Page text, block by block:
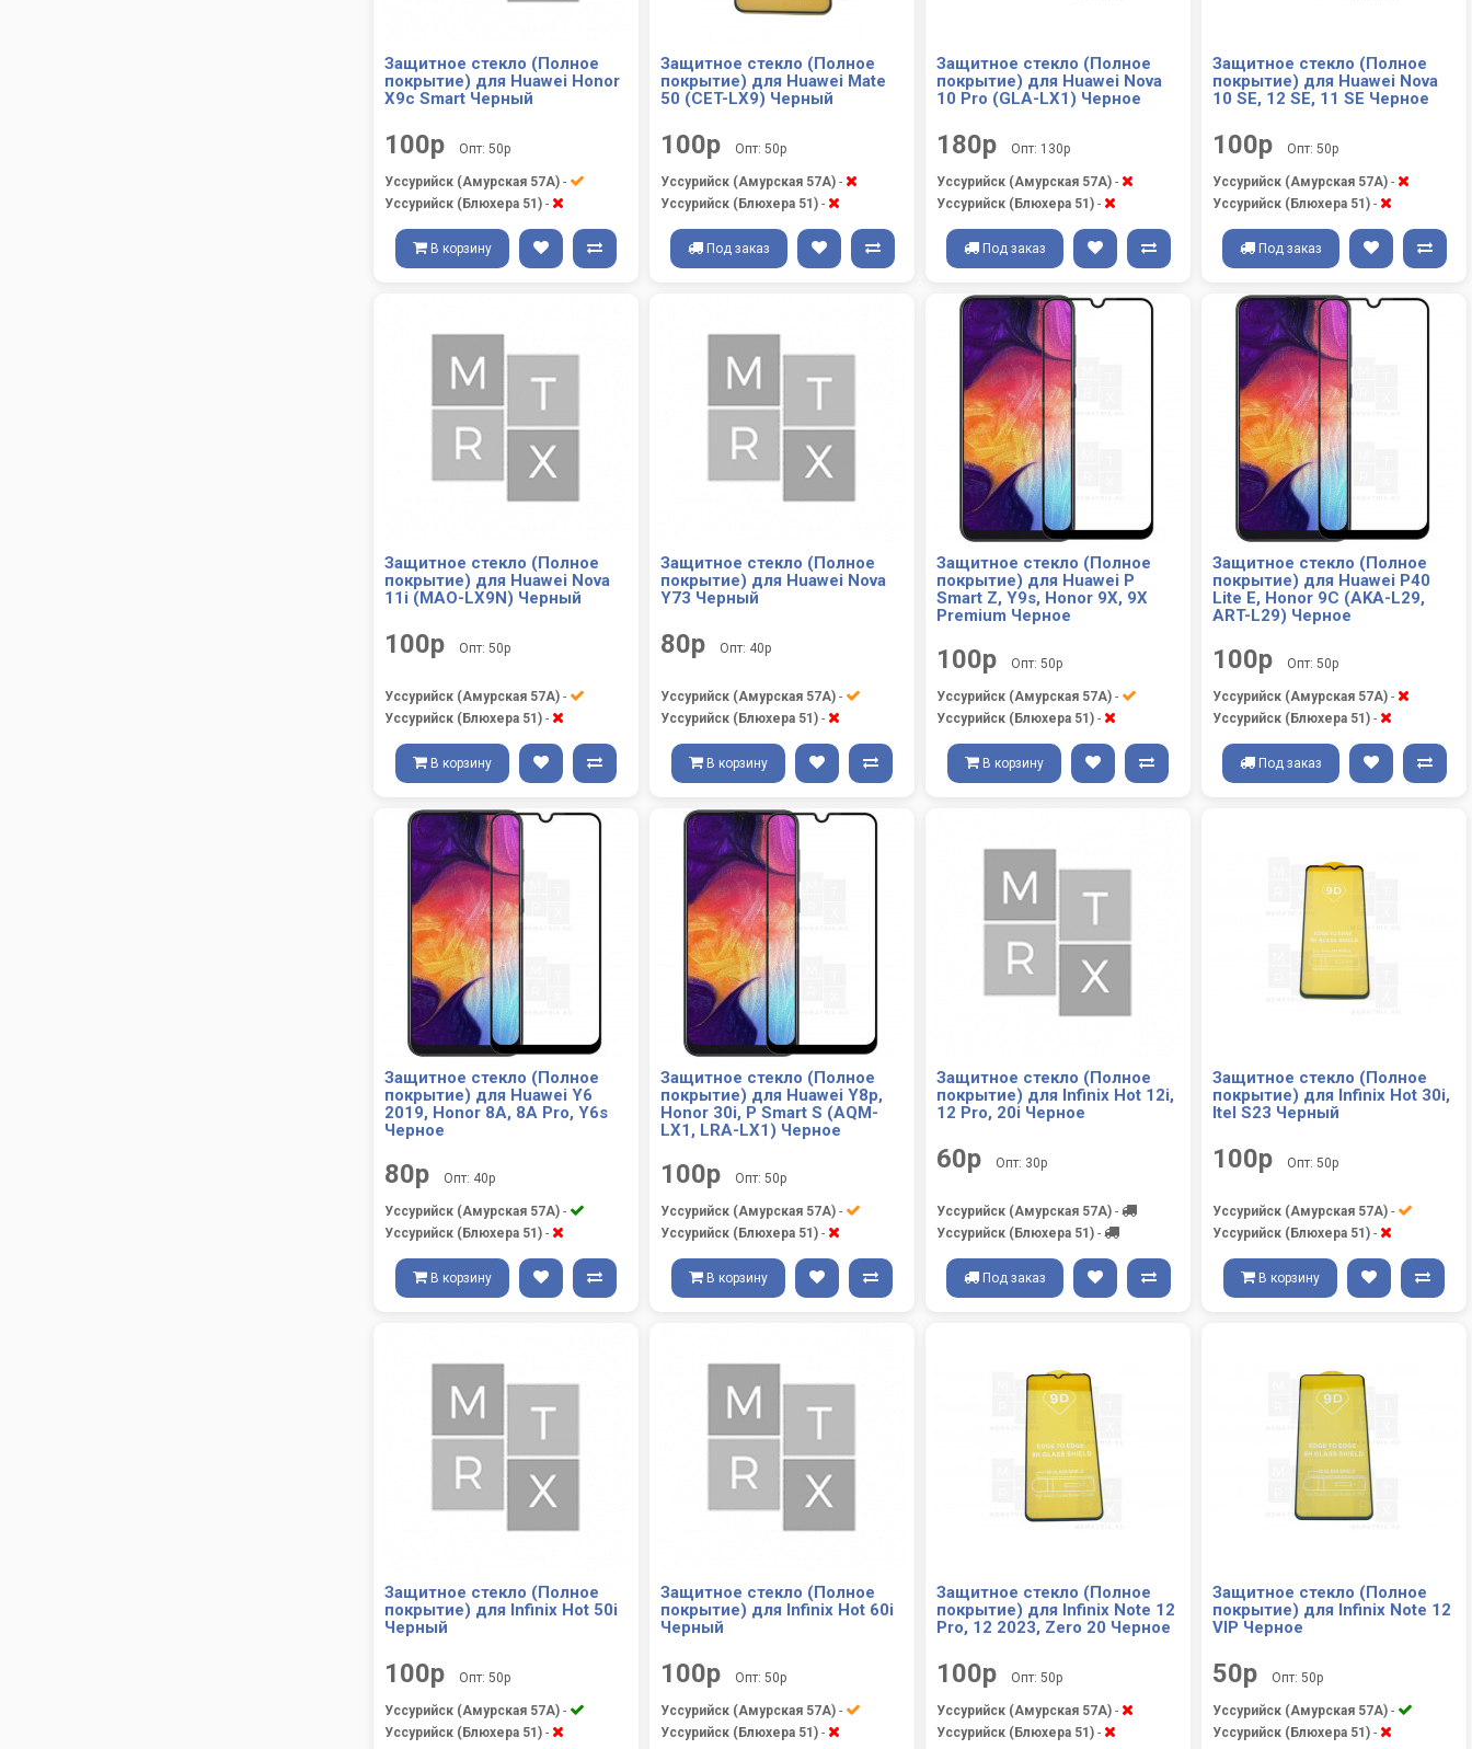
Защитное стекло (Полное
покрытие) для Huawei Honor
X9c Smart Черный
100р Опт: 50р
Уссурийск (Амурская 57А) -
Уссурийск (Блюхера 51) -
В корзину
Защитное стекло (Полное
покрытие) для Huawei Mate
50 (CET-LX9) Черный
100р Опт: 50р
Уссурийск (Амурская 57А) -
Уссурийск (Блюхера 51) -
Под заказ
Защитное стекло (Полное
покрытие) для Huawei Nova
10 Pro (GLA-LX1) Черное
180р Опт: 130р
Уссурийск (Амурская 57А) -
Уссурийск (Блюхера 51) -
Под заказ
Защитное стекло (Полное
покрытие) для Huawei Nova
10 SE, 12 SE, 11 SE Черное
100р Опт: 50р
Уссурийск (Амурская 57А) -
Уссурийск (Блюхера 51) -
Под заказ
Защитное стекло (Полное
покрытие) для Huawei Nova
11i (MAO-LX9N) Черный
100р Опт: 50р
Уссурийск (Амурская 57А) -
Уссурийск (Блюхера 51) -
В корзину
Защитное стекло (Полное
покрытие) для Huawei Nova
Y73 Черный
80р Опт: 40р
Уссурийск (Амурская 57А) -
Уссурийск (Блюхера 51) -
В корзину
Защитное стекло (Полное
покрытие) для Huawei P
Smart Z, Y9s, Honor 9X, 9X
Premium Черное
100р Опт: 50р
Уссурийск (Амурская 57А) -
Уссурийск (Блюхера 51) -
В корзину
Защитное стекло (Полное
покрытие) для Huawei P40
Lite E, Honor 9C (AKA-L29,
ART-L29) Черное
100р Опт: 50р
Уссурийск (Амурская 57А) -
Уссурийск (Блюхера 51) -
Под заказ
Защитное стекло (Полное
покрытие) для Huawei Y6
2019, Honor 8A, 8A Pro, Y6s
Черное
80р Опт: 40р
Уссурийск (Амурская 57А) -
Уссурийск (Блюхера 51) -
В корзину
Защитное стекло (Полное
покрытие) для Huawei Y8p,
Honor 30i, P Smart S (AQM-
LX1, LRA-LX1) Черное
100р Опт: 50р
Уссурийск (Амурская 57А) -
Уссурийск (Блюхера 51) -
В корзину
Защитное стекло (Полное
покрытие) для Infinix Hot 12i,
12 Pro, 20i Черное
60р Опт: 30р
Уссурийск (Амурская 57А) -
Уссурийск (Блюхера 51) -
Под заказ
Защитное стекло (Полное
покрытие) для Infinix Hot 30i,
Itel S23 Черный
100р Опт: 50р
Уссурийск (Амурская 57А) -
Уссурийск (Блюхера 51) -
В корзину
Защитное стекло (Полное
покрытие) для Infinix Hot 50i
Черный
100р Опт: 50р
Уссурийск (Амурская 57А) -
Уссурийск (Блюхера 51) -
Защитное стекло (Полное
покрытие) для Infinix Hot 60i
Черный
100р Опт: 50р
Уссурийск (Амурская 57А) -
Уссурийск (Блюхера 51) -
Защитное стекло (Полное
покрытие) для Infinix Note 12
Pro, 12 2023, Zero 20 Черное
100р Опт: 50р
Уссурийск (Амурская 57А) -
Уссурийск (Блюхера 51) -
Защитное стекло (Полное
покрытие) для Infinix Note 12
VIP Черное
50р Опт: 50р
Уссурийск (Амурская 57А) -
Уссурийск (Блюхера 51) -